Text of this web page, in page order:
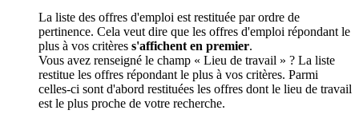
La liste des offres d'emploi est restituée par ordre de
pertinence. Cela veut dire que les offres d'emploi répondant le
plus à vos critères s'affichent en premier.
Vous avez renseigné le champ « Lieu de travail » ? La liste
restitue les offres répondant le plus à vos critères. Parmi
celles-ci sont d'abord restituées les offres dont le lieu de travail
est le plus proche de votre recherche.